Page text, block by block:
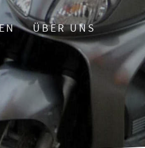
ÜBER UNS